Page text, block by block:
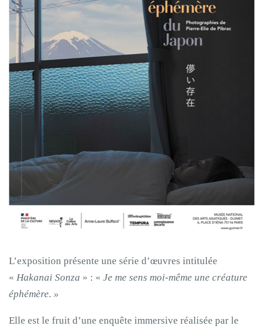
L’exposition présente une série d’œuvres intitulée
« Hakanai Sonza » : « Je me sens moi-même une créature
éphémère. »
Elle est le fruit d’une enquête immersive réalisée par le